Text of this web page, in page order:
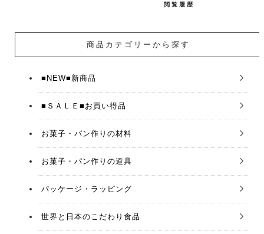
閲覧履歴
商品カテゴリーから探す
■NEW■新商品
■ＳＡＬＥ■お買い得品
お菓子・パン作りの材料
お菓子・パン作りの道具
パッケージ・ラッピング
世界と日本のこだわり食品